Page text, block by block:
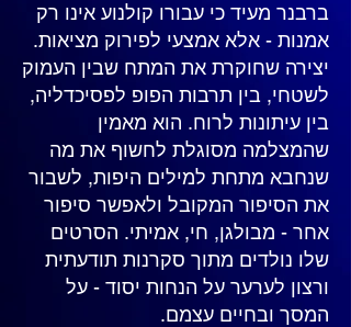
ברבנר מעיד כי עבורו קולנוע אינו רק
אמנות - אלא אמצעי לפירוק מציאות.
יצירה שחוקרת את המתח שבין העמוק
לשטחי, בין תרבות הפופ לפסיכדליה,
בין עיתונות לרוח. הוא מאמין
שהמצלמה מסוגלת לחשוף את מה
שנחבא מתחת למילים היפות, לשבור
את הסיפור המקובל ולאפשר סיפור
אחר - מבולגן, חי, אמיתי. הסרטים
שלו נולדים מתוך סקרנות תודעתית
ורצון לערער על הנחות יסוד - על
המסך ובחיים עצמם.